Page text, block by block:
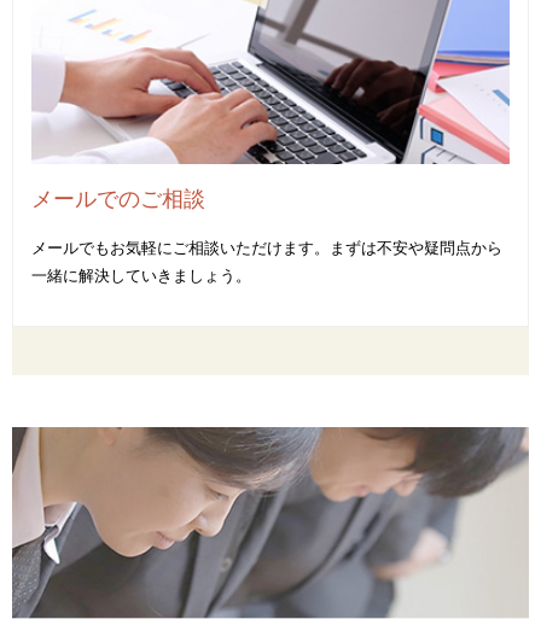
メールでのご相談
メールでもお気軽にご相談いただけます。まずは不安や疑問点から
一緒に解決していきましょう。